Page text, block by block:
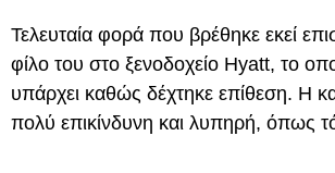
Τελευταία φορά που βρέθηκε εκεί
φίλο του στο ξενοδοχείο Hyatt, το
υπάρχει καθώς δέχτηκε επίθεση. Η
πολύ επικίνδυνη και λυπηρή, όπως